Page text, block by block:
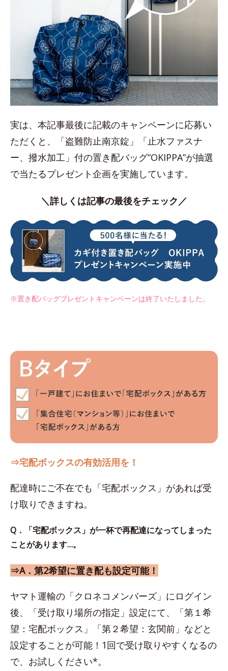
実は、本記事最後に記載のキャンペーンに応募い
ただくと、「盗難防止南京錠」「止水ファスナ
ー、撥水加工」付の置き配バッグ“OKIPPA”が抽選
で当たるプレゼント企画を実施しています。
＼詳しくは記事の最後をチェック／
※置き配バッグプレゼントキャンペーンは終了いたしました。
⇒宅配ボックスの有効活用を！
配達時にご不在でも「宅配ボックス」があれば受
け取りできますね。
Q．「宅配ボックス」が一杯で再配達になってしまった
ことがあります…。
⇒A．第2希望に置き配も設定可能！
ヤマト運輸の「クロネコメンバーズ」にログイン
後、「受け取り場所の指定」設定にて、「第１希
望：宅配ボックス」「第２希望：玄関前」などと
設定することが可能！1回で受け取りやすくなるの
で、お試しください*。